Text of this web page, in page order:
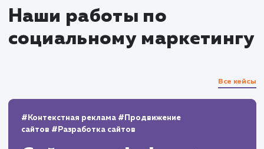
выполненных проектов
Top 10